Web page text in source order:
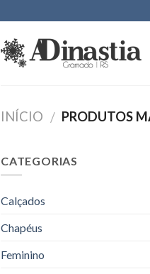
INÍCIO / PRODUTOS
CATEGORIAS
Calçados
Chapéus
Feminino